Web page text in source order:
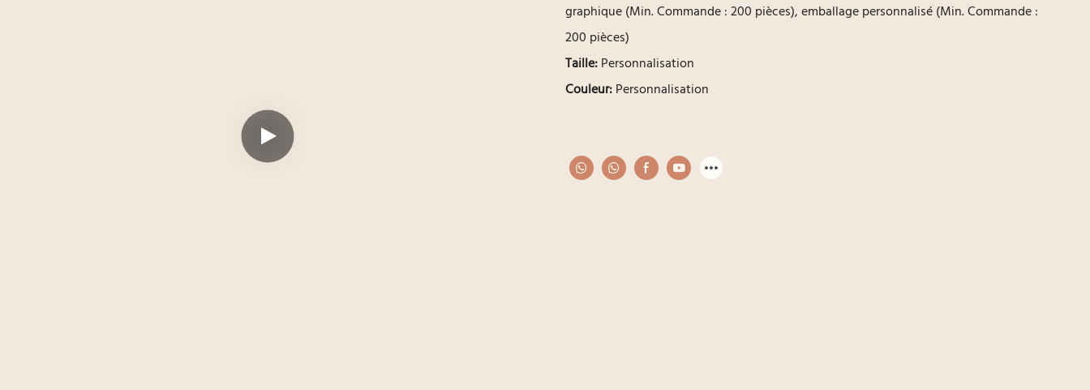
graphique (Min. Commande : 200 pièces), emballage personnalisé (Min. Commande :
200 pièces)
Taille:Personnalisation
Couleur:Personnalisation